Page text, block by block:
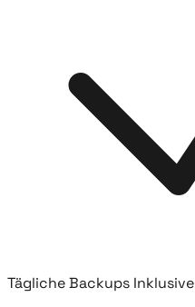
Tägliche Backups Inklusive